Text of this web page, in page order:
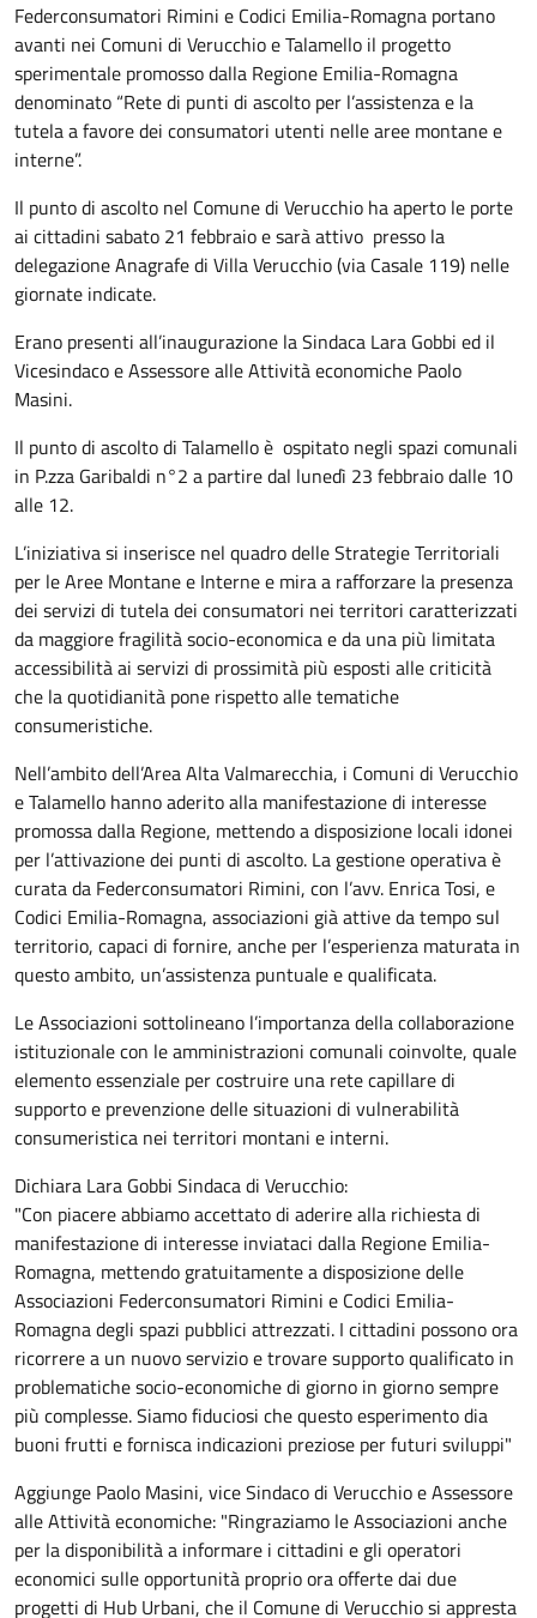
Federconsumatori Rimini e Codici Emilia-Romagna portano
avanti nei Comuni di Verucchio e Talamello il progetto
sperimentale promosso dalla Regione Emilia-Romagna
denominato “Rete di punti di ascolto per l’assistenza e la
tutela a favore dei consumatori utenti nelle aree montane e
interne”.
Il punto di ascolto nel Comune di Verucchio ha aperto le porte
ai cittadini sabato 21 febbraio e sarà attivo presso la
delegazione Anagrafe di Villa Verucchio (via Casale 119) nelle
giornate indicate.
Erano presenti all’inaugurazione la Sindaca Lara Gobbi ed il
Vicesindaco e Assessore alle Attività economiche Paolo
Masini.
Il punto di ascolto di Talamello è ospitato negli spazi comunali
in P.zza Garibaldi n°2 a partire dal lunedì 23 febbraio dalle 10
alle 12.
L’iniziativa si inserisce nel quadro delle Strategie Territoriali
per le Aree Montane e Interne e mira a rafforzare la presenza
dei servizi di tutela dei consumatori nei territori caratterizzati
da maggiore fragilità socio-economica e da una più limitata
accessibilità ai servizi di prossimità più esposti alle criticità
che la quotidianità pone rispetto alle tematiche
consumeristiche.
Nell’ambito dell’Area Alta Valmarecchia, i Comuni di Verucchio
e Talamello hanno aderito alla manifestazione di interesse
promossa dalla Regione, mettendo a disposizione locali idonei
per l’attivazione dei punti di ascolto. La gestione operativa è
curata da Federconsumatori Rimini, con l’avv. Enrica Tosi, e
Codici Emilia-Romagna, associazioni già attive da tempo sul
territorio, capaci di fornire, anche per l’esperienza maturata in
questo ambito, un’assistenza puntuale e qualificata.
Le Associazioni sottolineano l’importanza della collaborazione
istituzionale con le amministrazioni comunali coinvolte, quale
elemento essenziale per costruire una rete capillare di
supporto e prevenzione delle situazioni di vulnerabilità
consumeristica nei territori montani e interni.
Dichiara Lara Gobbi Sindaca di Verucchio:
"Con piacere abbiamo accettato di aderire alla richiesta di
manifestazione di interesse inviataci dalla Regione Emilia-
Romagna, mettendo gratuitamente a disposizione delle
Associazioni Federconsumatori Rimini e Codici Emilia-
Romagna degli spazi pubblici attrezzati. I cittadini possono ora
ricorrere a un nuovo servizio e trovare supporto qualificato in
problematiche socio-economiche di giorno in giorno sempre
più complesse. Siamo fiduciosi che questo esperimento dia
buoni frutti e fornisca indicazioni preziose per futuri sviluppi"
Aggiunge Paolo Masini, vice Sindaco di Verucchio e Assessore
alle Attività economiche: "Ringraziamo le Associazioni anche
per la disponibilità a informare i cittadini e gli operatori
economici sulle opportunità proprio ora offerte dai due
progetti di Hub Urbani, che il Comune di Verucchio si appresta